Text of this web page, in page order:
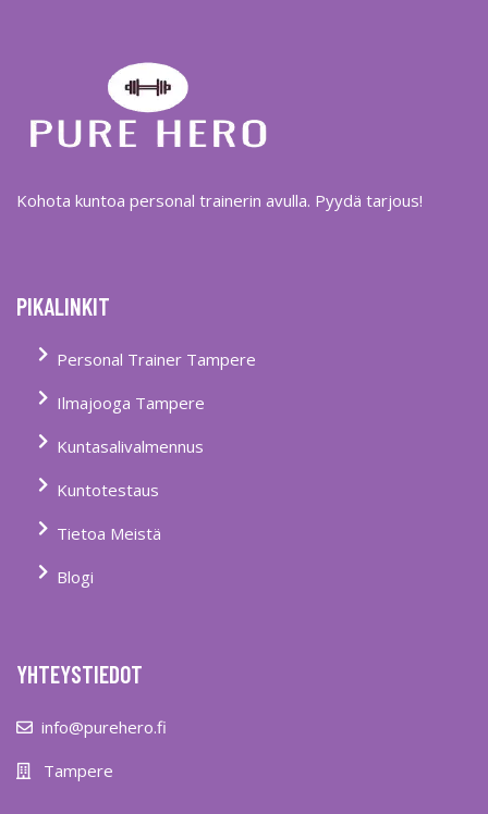
Kohota kuntoa personal trainerin avulla. Pyydä tarjous!
PIKALINKIT
Personal Trainer Tampere
Ilmajooga Tampere
Kuntasalivalmennus
Kuntotestaus
Tietoa Meistä
Blogi
YHTEYSTIEDOT
info@purehero.fi
Tampere